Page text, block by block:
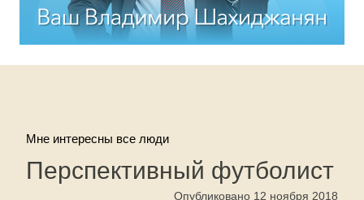
Мне интересны все люди
Перспективный футболист
Опубликовано 12 ноября 2018